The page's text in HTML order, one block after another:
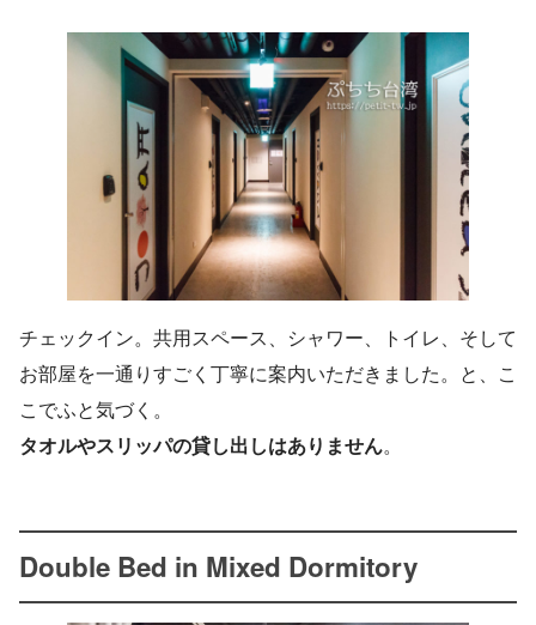
チェックイン。共用スペース、シャワー、トイレ、そして
お部屋を一通りすごく丁寧に案内いただきました。と、こ
こでふと気づく。
タオルやスリッパの貸し出しはありません。
Double Bed in Mixed Dormitory